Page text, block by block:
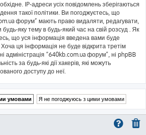
IP-адреси усіх повідомлень зберігаються
такої політики. Ви погоджуєтесь, що
форум” мають право видаляти, редагувати,
яку тему в будь-який час на свій розсуд . Як
що уся інформація введена вами буде
Хоча ця інформація не буде відкрита третім
адміністрація “640kb.com.ua форум”, ні phpBB
за будь-які дії хакерів, які можуть
доступу до неї.